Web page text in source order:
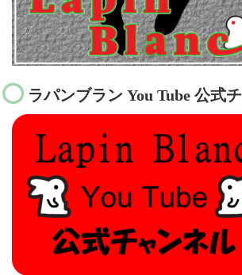
ラパンブラン You Tube 公式